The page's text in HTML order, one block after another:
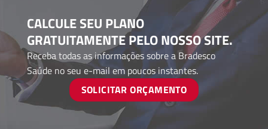
CALCULE SEU PLANO
GRATUITAMENTE PELO NOSSO SITE.
Receba todas as informações sobre a Bradesco
Saúde no seu e-mail em poucos instantes.
SOLICITAR ORÇAMENTO